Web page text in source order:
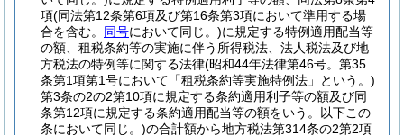
項(同法第12条第6項及び第16条第3項において準用する場
合を含む。 同号において同じ。)に規定する特例適用配当等
の額、租税条約等の実施に伴う所得税法、法人税法及び地
方税法の特例等に関する法律(昭和44年法律第46号。第35
条第1項第1号において「租税条約等実施特例法」という。)
第3条の2の2第10項に規定する条約適用利子等の額及び同
条第12項に規定する条約適用配当等の額をいう。以下この
条において同じ。)の合計額から地方税法第314条の2第2項